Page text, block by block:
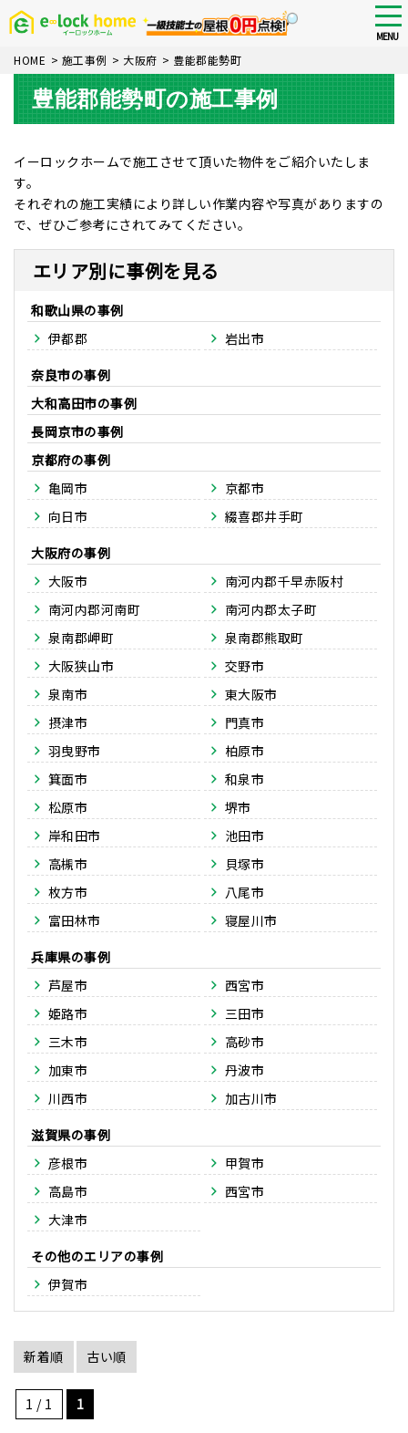
Skip
content
MENU
HOME > 施工事例 > 大阪府 > 豊能郡能勢町
豊能郡能勢町の施工事例
イーロックホームで施工させて頂いた物件をご紹介いたしま
す。
それぞれの施工実績により詳しい作業内容や写真がありますの
で、ぜひご参考にされてみてください。
エリア別に事例を見る
和歌山県
伊都郡
岩出市
奈良市
大和高田市
長岡京市
京都府
亀岡市
京都市
向日市
綴喜郡井手町
大阪府
大阪市
南河内郡千早赤阪村
南河内郡河南町
南河内郡太子町
泉南郡岬町
泉南郡熊取町
大阪狭山市
交野市
泉南市
東大阪市
摂津市
門真市
羽曳野市
柏原市
箕面市
和泉市
松原市
堺市
岸和田市
池田市
高槻市
貝塚市
枚方市
八尾市
富田林市
寝屋川市
兵庫県
芦屋市
西宮市
姫路市
三田市
三木市
高砂市
加東市
丹波市
川西市
加古川市
滋賀県
彦根市
甲賀市
高島市
西宮市
大津市
その他のエリア
伊賀市
新着順 古い順
1 / 1 1